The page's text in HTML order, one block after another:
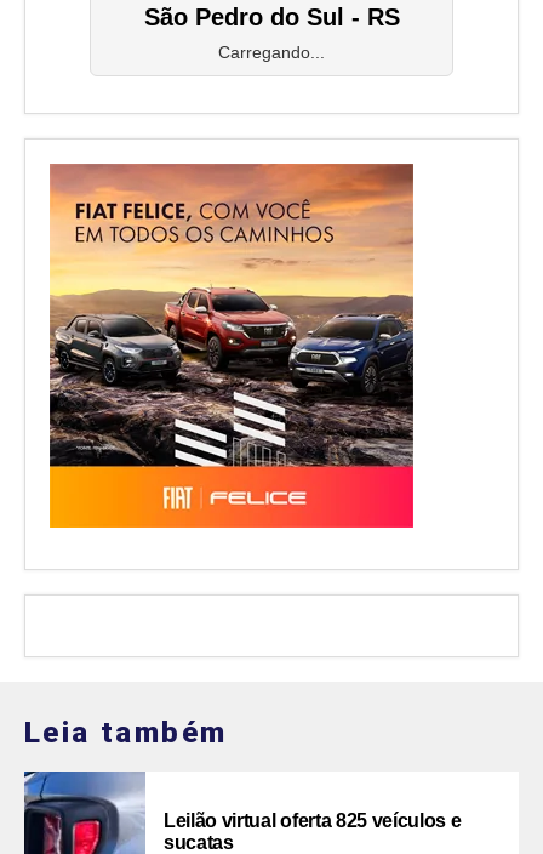
São Pedro do Sul - RS
Carregando...
Leia também
Leilão virtual oferta 825 veículos e
sucatas